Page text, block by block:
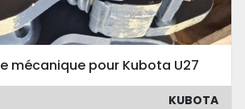
mécanique pour Kubota U27
KUBOTA